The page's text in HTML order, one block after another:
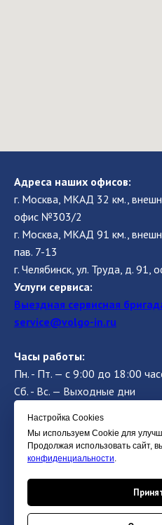
Адреса наших офисов:
г. Москва, МКАД 32 км.,
офис №303/2
г. Москва, МКАД 91 км.,
пав. 7-13
г. Челябинск, ул. Труда, д. 91,
Услуги сервиса:
Выездная сервисная
service@volgo-in.ru
Часы работы:
Пн. - Пт. — с 9:00 до 18:00
Сб. - Вс. — Выходные дни
8 (495) 414 38 38
Email: kmu-
ОБРАТНЫЙ ЗВОНОК
Настройка Сookies
Мы используем Cookie для
Продолжая использовать сайт,
конфиденциальности